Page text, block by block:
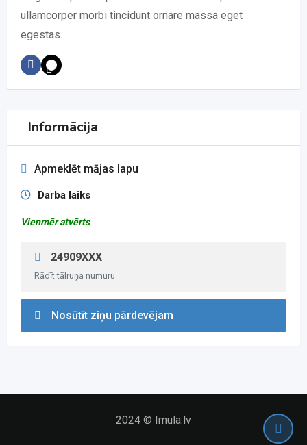
ullamcorper morbi tincidunt ornare massa eget
egestas.
Informācija
Apmeklēt mājas lapu
Darba laiks
Vienmēr atvērts
24909XXX
Rādīt tālruņa numuru
Nosūtīt ziņu pārdevējam
2024 © Imula.lv